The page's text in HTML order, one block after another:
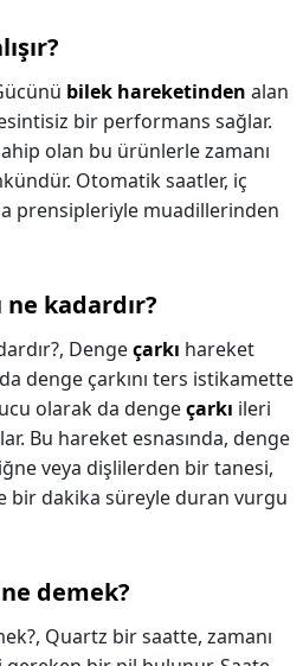
bilek hareketinden alan
bir performans sağlar.
olan bu ürünlerle zamanı
Otomatik saatler, iç
prensipleriyle muadillerinden
kadardır?
Dengeçarkı hareket
denge çarkını ters istikamette
olarak da dengeçarkı ileri
Bu hareket esnasında, denge
veya dişlilerden bir tanesi,
bir dakika süreyle duran vurgu
demek?
Quartz bir saatte, zamanı